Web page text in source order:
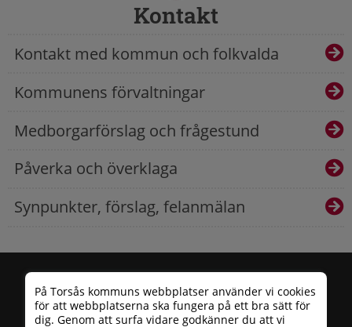
På Torsås kommuns webbplatser använder vi cookies
för att webbplatserna ska fungera på ett bra sätt för
dig. Genom att surfa vidare godkänner du att vi
Kontakt
Kontakt med kommun och folkvalda
Kommunens förvaltningar
Medborgarförslag och frågestund
Påverka och överklaga
Synpunkter, förslag, felanmälan